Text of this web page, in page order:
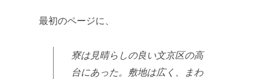
最初のページに、
寮は見晴らしの良い文京区の高
台にあった。敷地は広く、まわ